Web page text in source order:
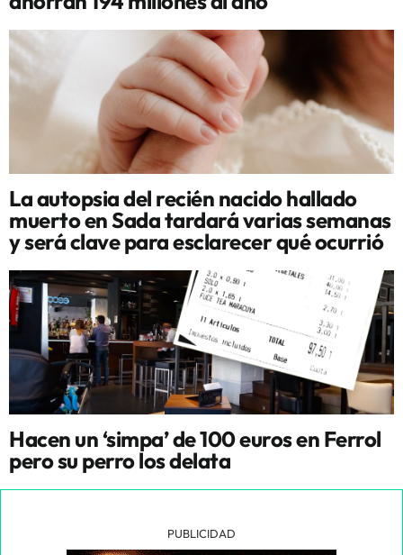
La autopsia del recién nacido hallado
muerto en Sada tardará varias semanas
y será clave para esclarecer qué ocurrió
Hacen un ‘simpa’ de 100 euros en Ferrol
pero su perro los delata
PUBLICIDAD